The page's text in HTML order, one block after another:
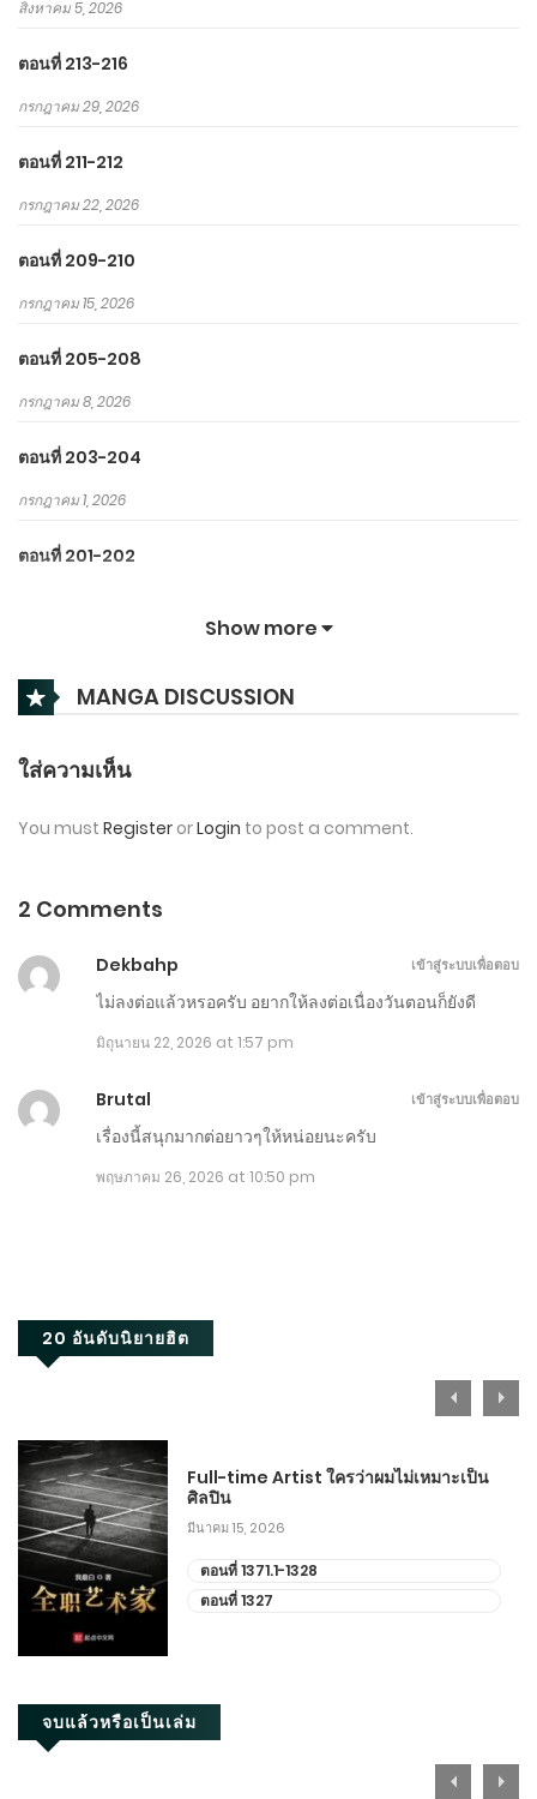
สิงหาคม 5, 2026
ตอนที่ 213-216
กรกฎาคม 29, 2026
ตอนที่ 211-212
กรกฎาคม 22, 2026
ตอนที่ 209-210
กรกฎาคม 15, 2026
ตอนที่ 205-208
กรกฎาคม 8, 2026
ตอนที่ 203-204
กรกฎาคม 1, 2026
ตอนที่ 201-202
พฤษภาคม 19, 2026
ตอนที่ 1-100
Show more
MANGA DISCUSSION
ใส่ความเห็น
You must Register orLogin to post a comment.
2 Comments
Dekbahp
ไม่ลงต่อแล้วหรอครับ อยากให้ลงต่อเนื่องวันตอนก็ยังดี
มิถุนายน 22, 2026 at 1:57 pm
เข้าสู่ระบบเพื่อตอบ
Brutal
เรื่องนี้สนุกมากต่อยาวๆให้หน่อยนะครับ
พฤษภาคม 26, 2026 at 10:50 pm
เข้าสู่ระบบเพื่อตอบ
20 อันดับนิยายฮิต
Full-time Artist ใครว่าผมไม่เหมาะเป็น
ศิลปิน
มีนาคม 15, 2026
ตอนที่ 1371.1-1328
ตอนที่ 1327
จบแล้วหรือเป็นเล่ม